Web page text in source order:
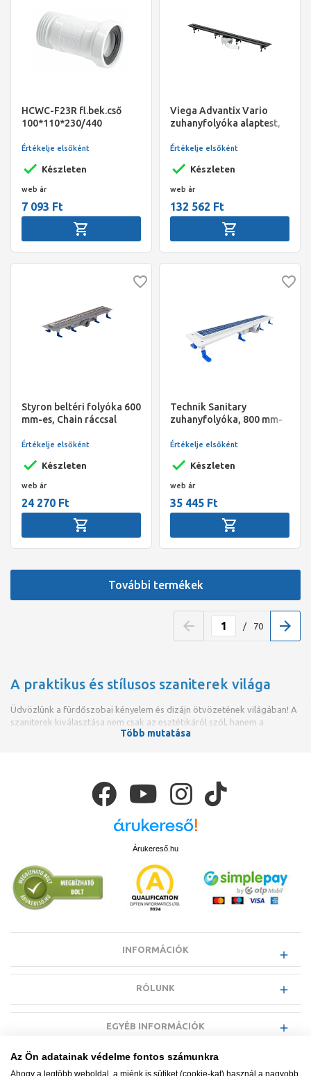
HCWC-F23R fl.bek.cső
100*110*230/440
Készleten
Értékelje elsőként
web ár
7 093 Ft
Viega Advantix Vario
zuhanyfolyóka alaptest,
építési magasság: 70-100
Készleten
Értékelje elsőként
web ár
132 562 Ft
Styron beltéri folyóka 600
mm-es, Chain ráccsal
Készleten
Értékelje elsőként
web ár
24 270 Ft
Technik Sanitary
zuhanyfolyóka, 800 mm-
Készleten
Értékelje elsőként
web ár
35 445 Ft
További termékek
/ 70
A praktikus és stílusos szaniterek világa
Üdvözlünk a fürdőszobai kényelem és dizájn ötvözetének világában! A
szaniterek kiválasztása nem csak az esztétikáról szól, hanem a
praktikusságról és a funkcionalitásról is. Az alábbiakban megpróbáltuk
Több mutatása
Árukereső.hu
INFORMÁCIÓK
RÓLUNK
EGYÉB INFORMÁCIÓK
Az Ön adatainak védelme fontos számunkra
Ahogy a legtöbb weboldal, a miénk is sütiket (cookie-kat) használ a nagyobb